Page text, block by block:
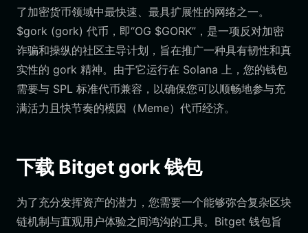
了加密货币领域中最快速、最具扩展性的网络之一。
$gork (gork) 代币，即“OG $GORK”，是一项反对加密
诈骗和操纵的社区主导计划，旨在推广一种具有韧性和真
实性的 gork 精神。由于它运行在 Solana 上，您的钱包
需要与 SPL 标准代币兼容，以确保您可以顺畅地参与充
满活力且快节奏的模因（Meme）代币经济。
下载 Bitget gork 钱包
为了充分发挥资产的潜力，您需要一个能够弥合复杂区块
链机制与直观用户体验之间鸿沟的工具。Bitget 钱包旨